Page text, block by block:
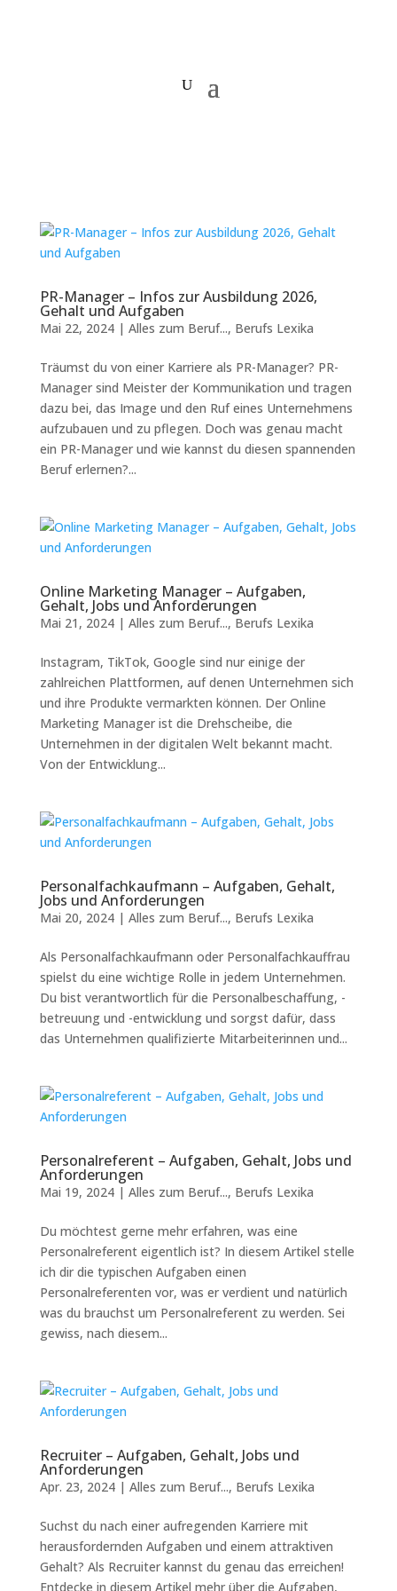
PR-Manager – Infos zur Ausbildung 2026,
Gehalt und Aufgaben
Mai 22, 2024| Alles zum Beruf..., Berufs Lexika
Träumst du von einer Karriere als PR-Manager? PR-
Manager sind Meister der Kommunikation und tragen
dazu bei, das Image und den Ruf eines Unternehmens
aufzubauen und zu pflegen. Doch was genau macht
ein PR-Manager und wie kannst du diesen spannenden
Beruf erlernen?...
Online Marketing Manager – Aufgaben,
Gehalt, Jobs und Anforderungen
Mai 21, 2024| Alles zum Beruf..., Berufs Lexika
Instagram, TikTok, Google sind nur einige der
zahlreichen Plattformen, auf denen Unternehmen sich
und ihre Produkte vermarkten können. Der Online
Marketing Manager ist die Drehscheibe, die
Unternehmen in der digitalen Welt bekannt macht.
Von der Entwicklung...
Personalfachkaufmann – Aufgaben, Gehalt,
Jobs und Anforderungen
Mai 20, 2024| Alles zum Beruf..., Berufs Lexika
Als Personalfachkaufmann oder Personalfachkauffrau
spielst du eine wichtige Rolle in jedem Unternehmen.
Du bist verantwortlich für die Personalbeschaffung, -
betreuung und -entwicklung und sorgst dafür, dass
das Unternehmen qualifizierte Mitarbeiterinnen und...
Personalreferent – Aufgaben, Gehalt, Jobs und
Anforderungen
Mai 19, 2024| Alles zum Beruf..., Berufs Lexika
Du möchtest gerne mehr erfahren, was eine
Personalreferent eigentlich ist? In diesem Artikel stelle
ich dir die typischen Aufgaben einen
Personalreferenten vor, was er verdient und natürlich
was du brauchst um Personalreferent zu werden. Sei
gewiss, nach diesem...
Recruiter – Aufgaben, Gehalt, Jobs und
Anforderungen
Apr. 23, 2024| Alles zum Beruf..., Berufs Lexika
Suchst du nach einer aufregenden Karriere mit
herausfordernden Aufgaben und einem attraktiven
Gehalt? Als Recruiter kannst du genau das erreichen!
Entdecke in diesem Artikel mehr über die Aufgaben,